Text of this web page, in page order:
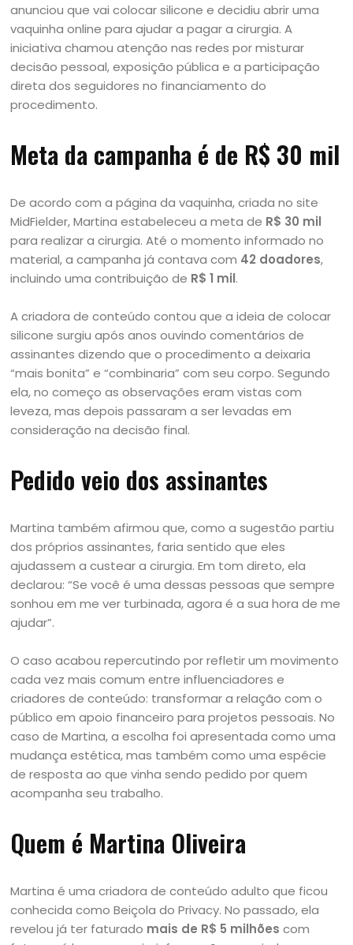
anunciou que vai colocar silicone e decidiu abrir uma
vaquinha online para ajudar a pagar a cirurgia. A
iniciativa chamou atenção nas redes por misturar
decisão pessoal, exposição pública e a participação
direta dos seguidores no financiamento do
procedimento.
Meta da campanha é de R$ 30 mil
De acordo com a página da vaquinha, criada no site
MidFielder, Martina estabeleceu a meta de R$ 30 mil
para realizar a cirurgia. Até o momento informado no
material, a campanha já contava com 42 doadores,
incluindo uma contribuição de R$ 1 mil.
A criadora de conteúdo contou que a ideia de colocar
silicone surgiu após anos ouvindo comentários de
assinantes dizendo que o procedimento a deixaria
“mais bonita” e “combinaria” com seu corpo. Segundo
ela, no começo as observações eram vistas com
leveza, mas depois passaram a ser levadas em
consideração na decisão final.
Pedido veio dos assinantes
Martina também afirmou que, como a sugestão partiu
dos próprios assinantes, faria sentido que eles
ajudassem a custear a cirurgia. Em tom direto, ela
declarou: “Se você é uma dessas pessoas que sempre
sonhou em me ver turbinada, agora é a sua hora de me
ajudar”.
O caso acabou repercutindo por refletir um movimento
cada vez mais comum entre influenciadores e
criadores de conteúdo: transformar a relação com o
público em apoio financeiro para projetos pessoais. No
caso de Martina, a escolha foi apresentada como uma
mudança estética, mas também como uma espécie
de resposta ao que vinha sendo pedido por quem
acompanha seu trabalho.
Quem é Martina Oliveira
Martina é uma criadora de conteúdo adulto que ficou
conhecida como Beiçola do Privacy. No passado, ela
revelou já ter faturado mais de R$ 5 milhões com